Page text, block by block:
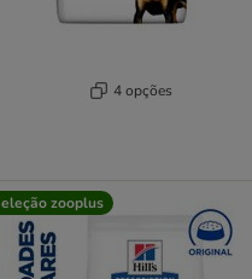
4 opções
zooplus